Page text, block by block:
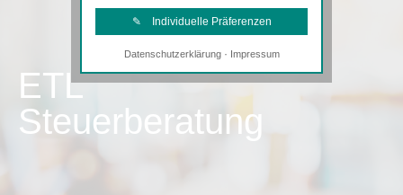
ETL
Steuerberatung
✎ Individuelle Präferenzen
Notwendige Cookies
Diese Cookies sind erforderlich, um die
Tracking- und Targeting-Cookies
Datenschutzerklärung· Impressum